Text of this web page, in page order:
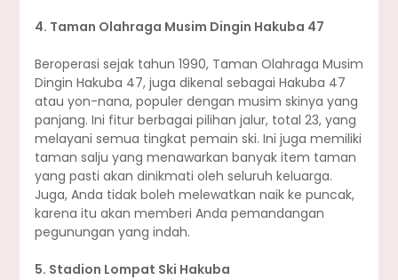
4. Taman Olahraga Musim Dingin Hakuba 47
Beroperasi sejak tahun 1990, Taman Olahraga Musim
Dingin Hakuba 47, juga dikenal sebagai Hakuba 47
atau yon-nana, populer dengan musim skinya yang
panjang. Ini fitur berbagai pilihan jalur, total 23, yang
melayani semua tingkat pemain ski. Ini juga memiliki
taman salju yang menawarkan banyak item taman
yang pasti akan dinikmati oleh seluruh keluarga.
Juga, Anda tidak boleh melewatkan naik ke puncak,
karena itu akan memberi Anda pemandangan
pegunungan yang indah.
5. Stadion Lompat Ski Hakuba